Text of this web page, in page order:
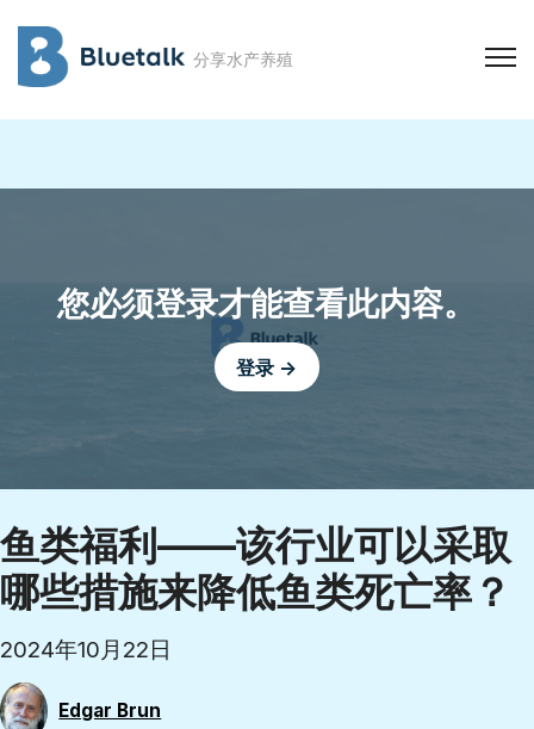
分享水产养殖
您必须登录才能查看此内容。
登录 →
鱼类福利——该行业可以采取
哪些措施来降低鱼类死亡率？
2024年10月22日
Edgar Brun